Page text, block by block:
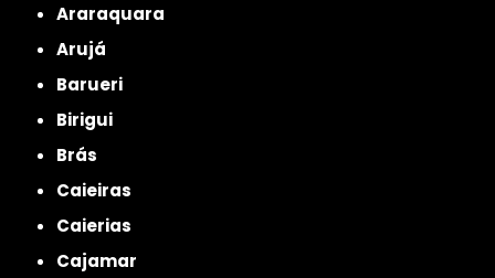
Araraquara
Arujá
Barueri
Birigui
Brás
Caieiras
Caierias
Cajamar